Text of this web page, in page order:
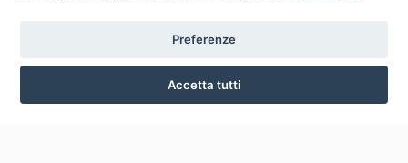
ITALIA | + 39 06 58335686 | P.I. & C.F 12357861009 | TUTTI I DIRITTI
RISERVATI
Preferenze
Accetta tutti